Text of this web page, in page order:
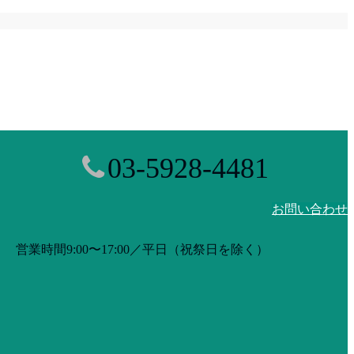
03-5928-4481
営業時間9:00〜17:00／平日（祝祭日を除く）
お問い合わせ